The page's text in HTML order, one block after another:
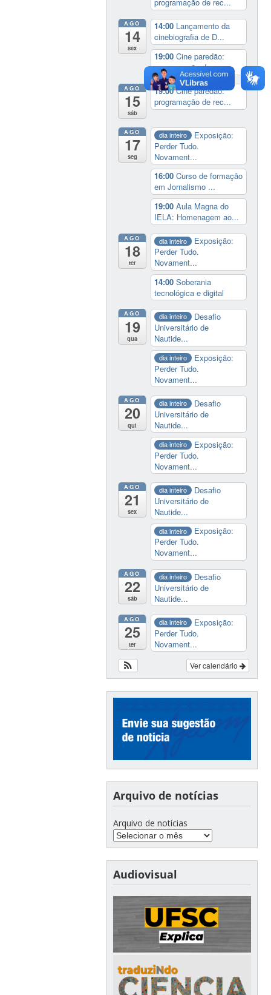
AGO
14
sex
14:00 Lançamento da
cinebiografia de D...
19:00Cine paredão:
programação de rec...
AGO
15
sáb
19:00Cine paredão:
programação de rec...
AGO
17
seg
dia inteiro
Exposição:
Perder Tudo.
Novament...
16:00Curso de formação
em Jornalismo ...
19:00Aula Magna do
IELA: Homenagem ao...
AGO
18
ter
dia inteiro
Exposição:
Perder Tudo.
Novament...
14:00Soberania
tecnológica e digital
AGO
19
qua
dia inteiro
Desafio
Universitário de
Nautide...
dia inteiro
Exposição:
Perder Tudo.
Novament...
AGO
20
qui
dia inteiro
Desafio
Universitário de
Nautide...
dia inteiro
Exposição:
Perder Tudo.
Novament...
AGO
21
sex
dia inteiro
Desafio
Universitário de
Nautide...
dia inteiro
Exposição:
Perder Tudo.
Novament...
AGO
22
sáb
dia inteiro
Desafio
Universitário de
Nautide...
AGO
25
ter
dia inteiro
Exposição:
Perder Tudo.
Novament...
Ver calendário
Arquivo de notícias
Arquivo de notícias
Audiovisual